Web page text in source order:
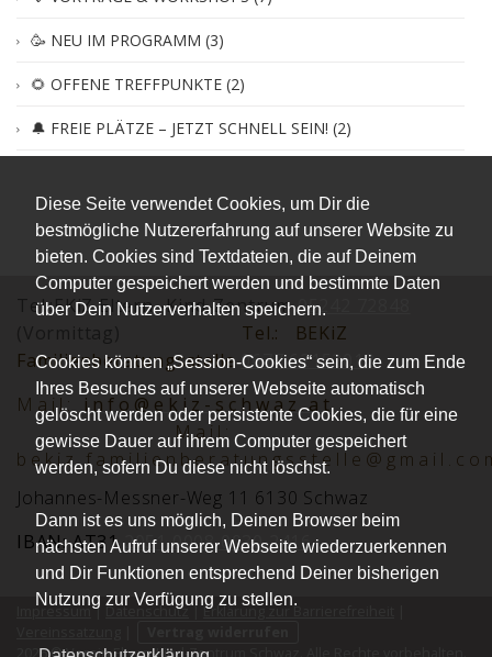
Diese Seite verwendet Cookies, um Dir die
bestmögliche Nutzererfahrung auf unserer Website zu
bieten. Cookies sind Textdateien, die auf Deinem
Computer gespeichert werden und bestimmte Daten
über Dein Nutzerverhalten speichern.
Cookies können „Session-Cookies“ sein, die zum Ende
Ihres Besuches auf unserer Webseite automatisch
gelöscht werden oder persistente Cookies, die für eine
gewisse Dauer auf ihrem Computer gespeichert
werden, sofern Du diese nicht löschst.
Dann ist es uns möglich, Deinen Browser beim
nächsten Aufruf unserer Webseite wiederzuerkennen
und Dir Funktionen entsprechend Deiner bisherigen
Nutzung zur Verfügung zu stellen.
🥳 NEU IM PROGRAMM (3)
🌻 OFFENE TREFFPUNKTE (2)
🔔 FREIE PLÄTZE – JETZT SCHNELL SEIN! (2)
Tel.:EKiZ Eltern -Kind-Zentrum 05242 72848
Tel.:
BEKiZ
Familienberatungsstelle0677 62152012
Mail:
info@ekiz-schwaz.at
Mail:
Johannes-Messner-Weg 11 6130 Schwaz
IBAN: AT312051 0008 0030 2416
Impressum| Datenschutz|Erklärung zur Barrierefreiheit
2026 © Verein Eltern-Kind-Zentrum Schwaz. Alle Rechte vorbehalten.